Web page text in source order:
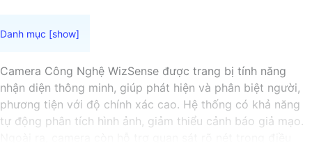
Camera Công Nghệ WizSense được trang bị tính năng
nhận diện thông minh, giúp phát hiện và phân biệt người,
phương tiện với độ chính xác cao. Hệ thống có khả năng
tự động phân tích hình ảnh, giảm thiểu cảnh báo giả mạo.